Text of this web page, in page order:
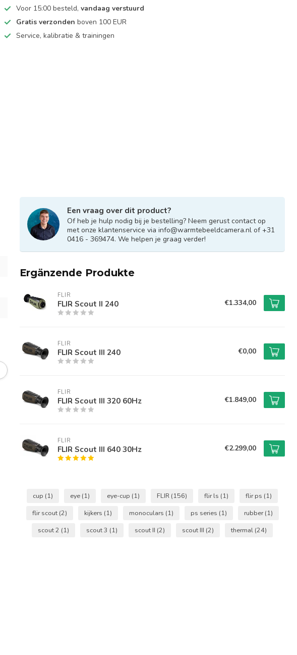
Voor 15:00 besteld,vandaag verstuurd
Gratis verzonden boven 100 EUR
Service, kalibratie & trainingen
Een vraag over dit product?
Of heb je hulp nodig bij je bestelling? Neem gerust contact op
met onze klantenservice via info@warmtebeeldcamera.nl of +31
0416 - 369474. We helpen je graag verder!
Ergänzende Produkte
FLIR
FLIR Scout II 240 €1.334,00
FLIR
FLIR Scout III 240 €0,00
FLIR
FLIR Scout III 320 60Hz €1.849,00
FLIR
FLIR Scout III 640 30Hz €2.299,00
cup (1) eye (1) eye-cup (1) FLIR (156) flir ls (1) flir ps (1)
flir scout (2) kijkers (1) monoculars (1) ps series (1) rubber(1)
scout 2 (1) scout 3 (1) scout II (2) scout III (2) thermal (24)